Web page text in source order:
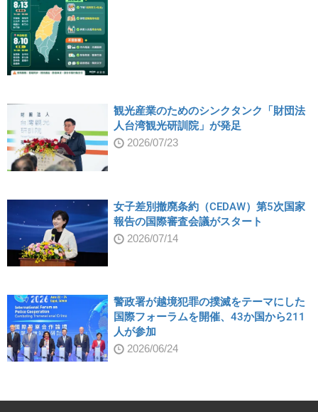
観光産業のためのシンクタンク「財団法
人台湾観光研訓院」が発足
2026/07/23
女子差別撤廃条約（CEDAW）第5次国家
報告の国際審査会議がスタート
2026/07/14
警政署が越境犯罪の撲滅をテーマにした
国際フォーラムを開催、43か国から211
人が参加
2026/06/24